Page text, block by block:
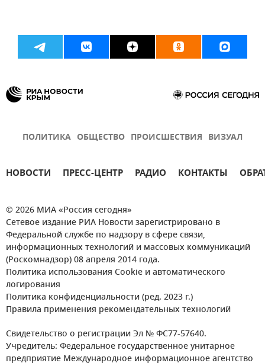
ПОЛИТИКА ОБЩЕСТВО ПРОИСШЕСТВИЯ ВИЗУАЛ
НОВОСТИ ПРЕСС-ЦЕНТР РАДИО КОНТАКТЫ
© 2026 МИА «Россия сегодня»
Сетевое издание РИА Новости зарегистрировано в
Федеральной службе по надзору в сфере связи,
информационных технологий и массовых коммуникаций
(Роскомнадзор) 08 апреля 2014 года.
Политика использования Cookie и автоматического
логирования
Политика конфиденциальности (ред. 2023 г.)
Правила применения рекомендательных технологий
Свидетельство о регистрации Эл № ФС77-57640.
Учредитель: Федеральное государственное унитарное
предприятие Международное информационное агентство